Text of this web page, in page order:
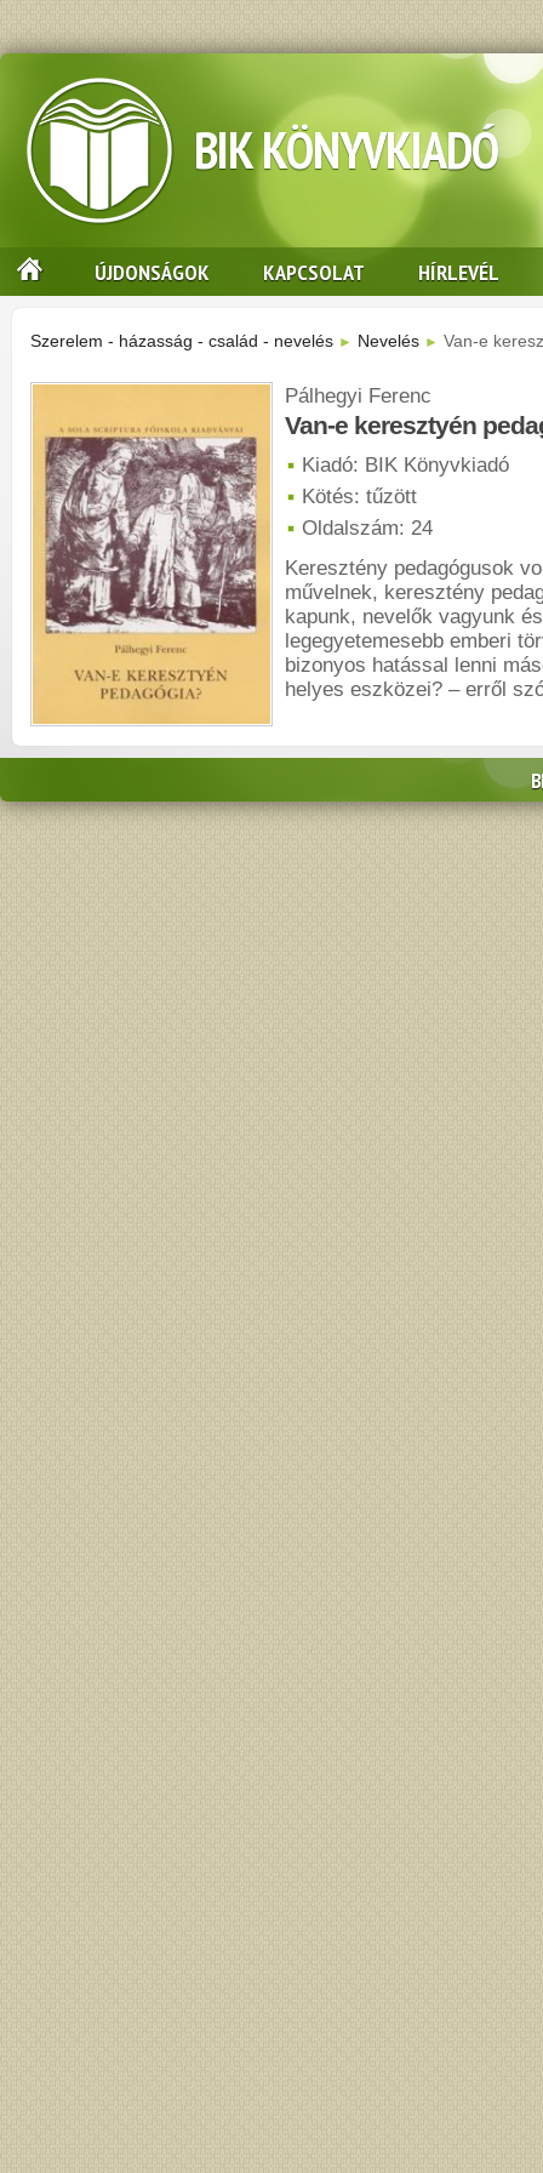
BIK KÖNYVKIADÓ
ÚJDONSÁGOK KAPCSOLAT HÍRLEVÉL
Szerelem - házasság - család - nevelés ► Nevelés ► Van-e
Pálhegyi Ferenc
Van-e keresztyén
Kiadó: BIK Könyvkiadó
Kötés: tűzött
Oldalszám: 24
Keresztény pedagógusok
művelnek, keresztény
kapunk, nevelők vagyunk
legegyetemesebb emberi
bizonyos hatással lenni
helyes eszközei? – erről